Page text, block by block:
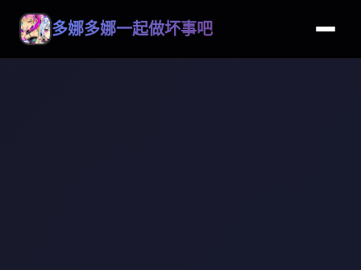
多娜多娜一起做坏事吧